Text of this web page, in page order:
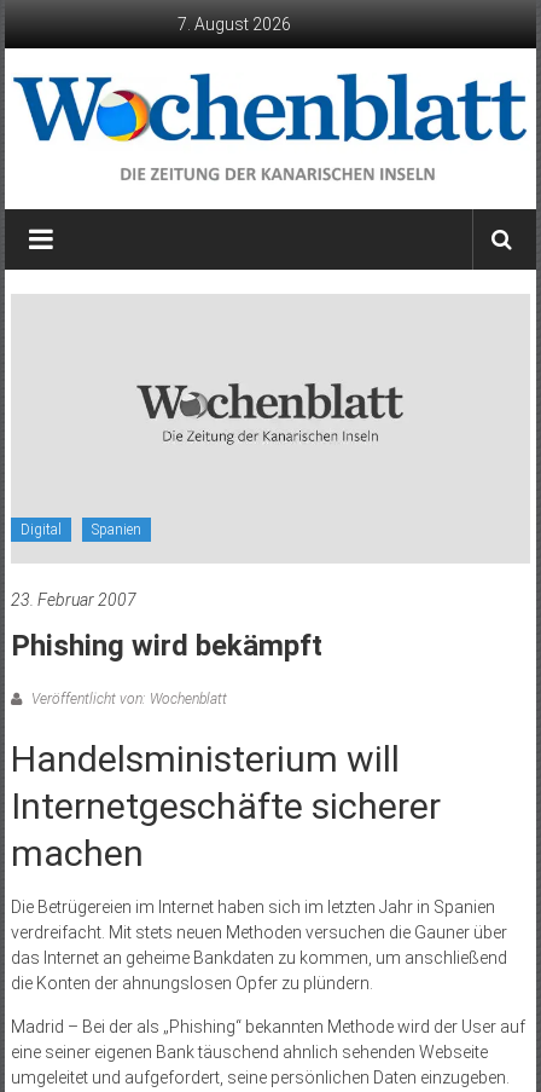
7. August 2026
Wochenblatt
die
Digital Spanien
23. Februar 2007
Phishing wird bekämpft
Veröffentlicht von: Wochenblatt
Handelsministerium will
Internetgeschäfte sicherer
machen
Die Betrügereien im Internet haben sich im letzten Jahr in Spanien
verdreifacht. Mit stets neuen Methoden versuchen die Gauner über
das Internet an geheime Bankdaten zu kommen, um anschließend
die Konten der ahnungslosen Opfer zu plündern.
Madrid – Bei der als „Phishing“ bekannten Methode wird der User auf
eine seiner eigenen Bank täuschend ahnlich sehenden Webseite
umgeleitet und aufgefordert, seine persönlichen Daten einzugeben.